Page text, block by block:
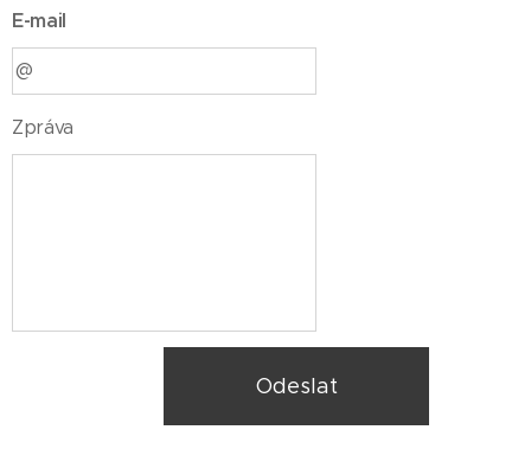
E-mail
Zpráva
Odeslat